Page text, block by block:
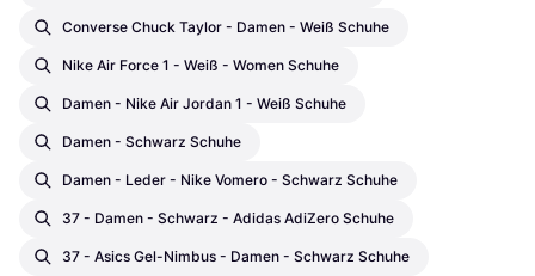
Converse Chuck Taylor - Damen - Weiß Schuhe
Nike Air Force 1 - Weiß - Women Schuhe
Damen - Nike Air Jordan 1 - Weiß Schuhe
Damen - Schwarz Schuhe
Damen - Leder - Nike Vomero - Schwarz Schuhe
37 - Damen - Schwarz - Adidas AdiZero Schuhe
37 - Asics Gel-Nimbus - Damen - Schwarz Schuhe